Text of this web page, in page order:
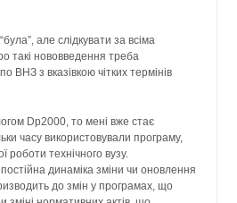
але слідкувати за всіма
такі нововведення треба
ВНЗ з вказівкою чітких термінів
Dp2000, то мені вже стає
часу використовували програму,
роботи технічного вузу.
динаміка зміни чи оновлення
до змін у програмах, що